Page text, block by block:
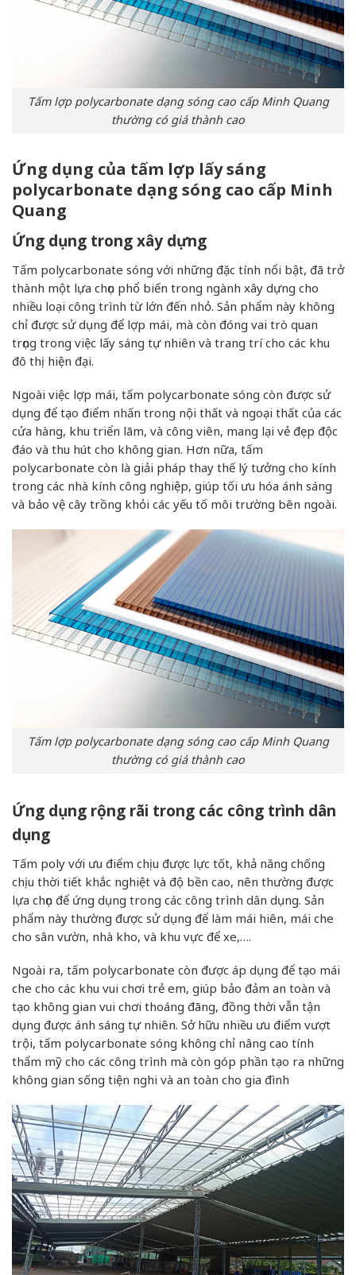
Tấm lợp polycarbonate dạng sóng cao cấp Minh Quang
thường có giá thành cao
Ứng dụng của tấm lợp lấy sáng
polycarbonate dạng sóng cao cấp Minh
Quang
Ứng dụng trong xây dựng
Tấm polycarbonate sóng với những đặc tính nổi bật, đã trở
thành một lựa chọn phổ biến trong ngành xây dựng cho
nhiều loại công trình từ lớn đến nhỏ. Sản phẩm này không
chỉ được sử dụng để lợp mái, mà còn đóng vai trò quan
trọng trong việc lấy sáng tự nhiên và trang trí cho các khu
đô thị hiện đại.
Ngoài việc lợp mái, tấm polycarbonate sóng còn được sử
dụng để tạo điểm nhấn trong nội thất và ngoại thất của các
cửa hàng, khu triển lãm, và công viên, mang lại vẻ đẹp độc
đáo và thu hút cho không gian. Hơn nữa, tấm
polycarbonate còn là giải pháp thay thế lý tưởng cho kính
trong các nhà kính công nghiệp, giúp tối ưu hóa ánh sáng
và bảo vệ cây trồng khỏi các yếu tố môi trường bên ngoài.
Tấm lợp polycarbonate dạng sóng cao cấp Minh Quang
thường có giá thành cao
Ứng dụng rộng rãi trong các công trình dân
dụng
Tấm poly với ưu điểm chịu được lực tốt, khả năng chống
chịu thời tiết khắc nghiệt và độ bền cao, nên thường được
lựa chọn để ứng dụng trong các công trình dân dụng. Sản
phẩm này thường được sử dụng để làm mái hiên, mái che
cho sân vườn, nhà kho, và khu vực để xe,….
Ngoài ra, tấm polycarbonate còn được áp dụng để tạo mái
che cho các khu vui chơi trẻ em, giúp bảo đảm an toàn và
tạo không gian vui chơi thoáng đãng, đồng thời vẫn tận
dụng được ánh sáng tự nhiên. Sở hữu nhiều ưu điểm vượt
trội, tấm polycarbonate sóng không chỉ nâng cao tính
thẩm mỹ cho các công trình mà còn góp phần tạo ra những
không gian sống tiện nghi và an toàn cho gia đình